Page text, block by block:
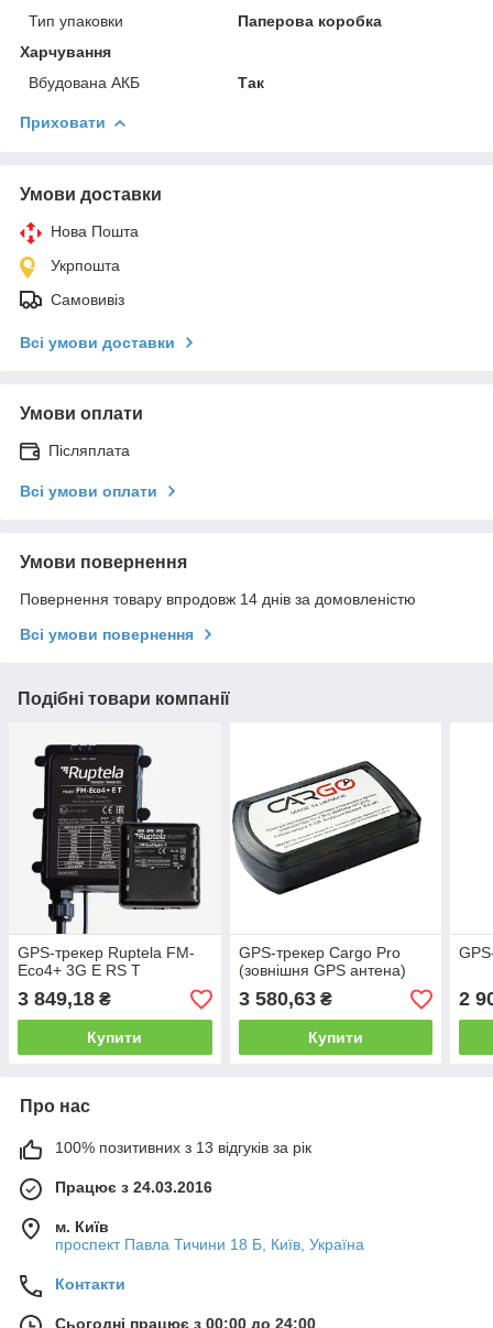
Тип упаковки
Паперова коробка
Харчування
Вбудована АКБ
Так
Приховати
Умови доставки
Нова Пошта
Укрпошта
Самовивіз
Всі умови доставки
Умови оплати
Післяплата
Всі умови оплати
Умови повернення
Повернення товару впродовж 14 днів за домовленістю
Всі умови повернення
Подібні товари компанії
GPS-трекер Ruptela FM-
Eco4+ 3G E RS T
3 849,18 ₴
Купити
GPS-трекер Cargo Pro
(зовнішня GPS антена)
3 580,63₴
Купити
2
Про нас
100% позитивних з 13 відгуків за рік
Працює з 24.03.2016
м. Київ
проспект Павла Тичини 18 Б, Київ, Україна
Контакти
Сьогодні працює з 00:00 до 24:00